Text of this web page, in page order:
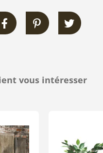
vous intéresser